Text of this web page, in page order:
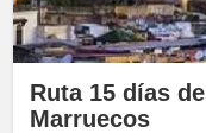
Ruta 15 días
Marruecos